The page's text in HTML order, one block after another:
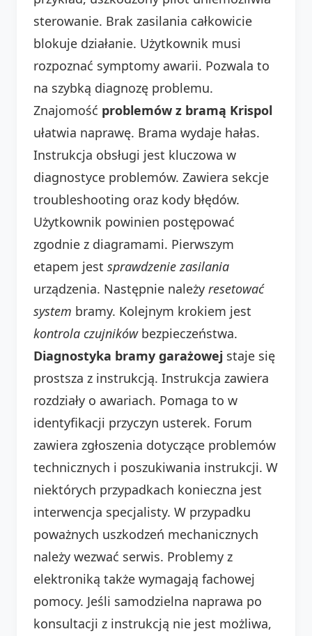
sterowanie. Brak zasilania całkowicie
blokuje działanie. Użytkownik musi
rozpoznać symptomy awarii. Pozwala to
na szybką diagnozę problemu.
Znajomość problemów z bramą Krispol
ułatwia naprawę. Brama wydaje hałas.
Instrukcja obsługi jest kluczowa w
diagnostyce problemów. Zawiera sekcje
troubleshooting oraz kody błędów.
Użytkownik powinien postępować
zgodnie z diagramami. Pierwszym
etapem jest sprawdzenie zasilania
urządzenia. Następnie należy resetować
system bramy. Kolejnym krokiem jest
kontrola czujnikówbezpieczeństwa.
Diagnostyka bramy garażowej staje się
prostsza z instrukcją. Instrukcja zawiera
rozdziały o awariach. Pomaga to w
identyfikacji przyczyn usterek. Forum
zawiera zgłoszenia dotyczące problemów
technicznych i poszukiwania instrukcji. W
niektórych przypadkach konieczna jest
interwencja specjalisty. W przypadku
poważnych uszkodzeń mechanicznych
należy wezwać serwis. Problemy z
elektroniką także wymagają fachowej
pomocy. Jeśli samodzielna naprawa po
konsultacji z instrukcją nie jest możliwa,